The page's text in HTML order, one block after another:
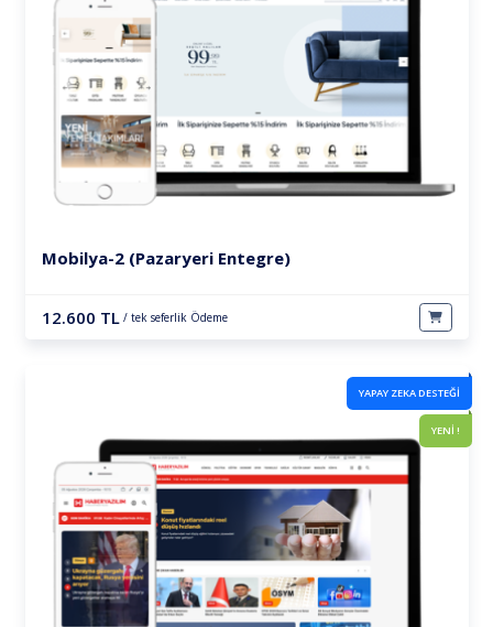
Mobilya-2 (Pazaryeri Entegre)
12.600 TL / tek seferlik Ödeme
YAPAY ZEKA DESTEĞI
YENİ !